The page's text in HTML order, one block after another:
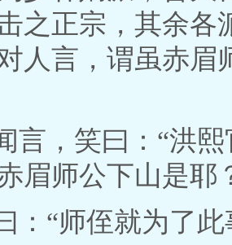
之正宗，其余各
人言，谓虽赤眉
言，笑曰：“洪
眉师公下山是耶
：“师侄就为了